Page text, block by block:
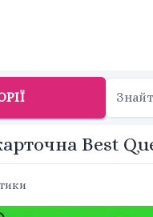
Best